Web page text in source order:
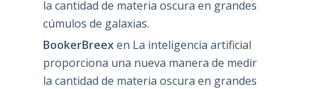
la cantidad de materia oscura en grandes
cúmulos de galaxias.
BookerBreexen La inteligencia artificial
proporciona una nueva manera de medir
la cantidad de materia oscura en grandes